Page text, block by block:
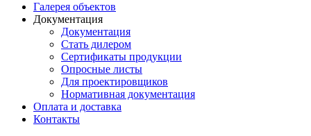
Галерея объектов
Документация
Документация
Стать дилером
Сертификаты продукции
Опросные листы
Для проектировщиков
Нормативная документация
Оплата и доставка
Контакты